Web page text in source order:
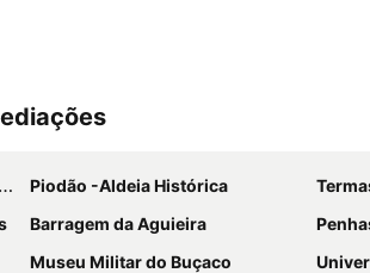
Piodão -Aldeia Histórica
Barragem da Aguieira
Museu Militar do Buçaco